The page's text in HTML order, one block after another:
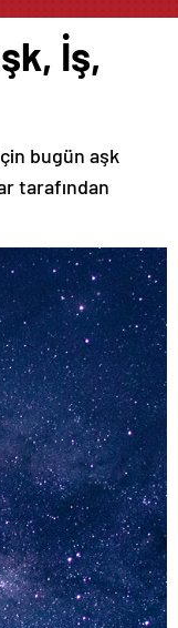
İş,
bugün aşk
tarafından